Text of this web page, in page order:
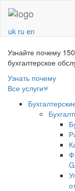
uk ru en
Узнайте почему
бухгалтерское
Узнать почему
Все услуги